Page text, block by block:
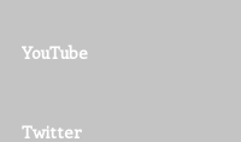
YouTube
Twitter